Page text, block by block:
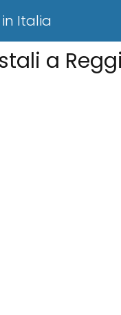
Italia
a